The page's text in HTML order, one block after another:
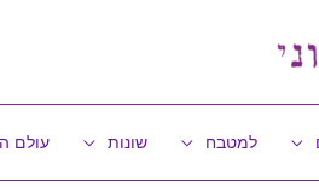
למטבח שונות עולם